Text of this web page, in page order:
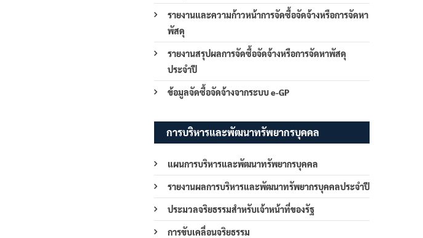
รายงานและความก้าวหน้าการจัดซื้อจัดจ้างหรือการจัดหา
พัสดุ
รายงานสรุปผลการจัดซื้อจัดจ้างหรือการจัดหาพัสดุ
ประจำปี
ข้อมูลจัดซื้อจัดจ้างจากระบบ e-GP
การบริหารและพัฒนาทรัพยากรบุคคล
แผนการบริหารและพัฒนาทรัพยากรบุคคล
รายงานผลการบริหารและพัฒนาทรัพยากรบุคคลประจำปี
ประมวลจริยธรรมสำหรับเจ้าหน้าที่ของรัฐ
การขับเคลื่อนจริยธรรม